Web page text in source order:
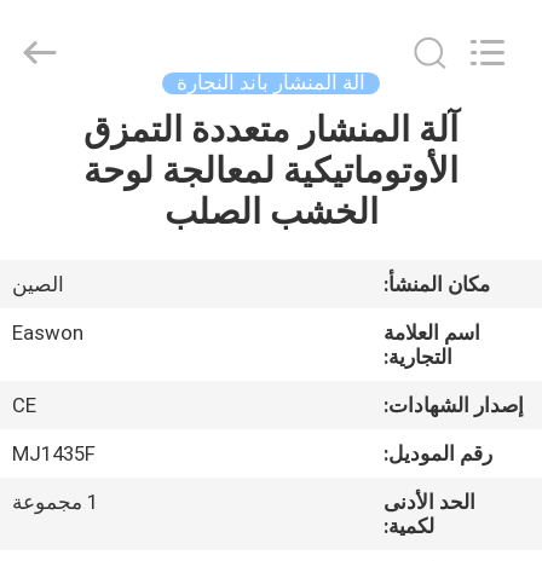
معلومات
جولة
آلة المنشار باند النجارة
آلة المنشار متعددة التمزق
الأوتوماتيكية لمعالجة لوحة
الخشب الصلب
مكان المنشأ:
الصين
اسم العلامة
التجارية:
Easwon
إصدار الشهادات:
CE
رقم الموديل:
MJ1435F
الحد الأدنى
لكمية:
1 مجموعة